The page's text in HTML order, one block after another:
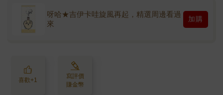
呀哈★吉伊卡哇旋風再起，精選周邊看過
來
加購
喜歡+1
寫評價
賺金幣